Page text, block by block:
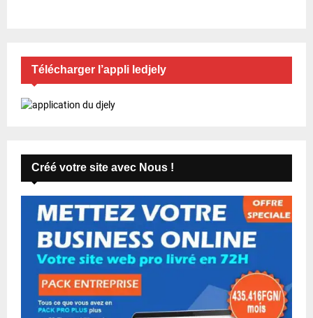
Télécharger l’appli ledjely
Créé votre site avec Nous !